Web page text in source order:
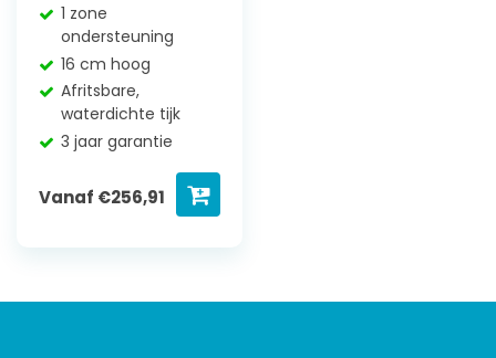
1 zone
ondersteuning
16 cm hoog
Afritsbare,
waterdichte tijk
3 jaar garantie
Vanaf €256,91